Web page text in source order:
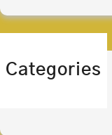
Categories